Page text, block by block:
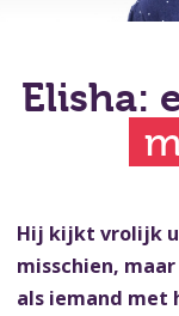
Elisha:
Hij kijkt vrolijk
misschien,
als iemand met